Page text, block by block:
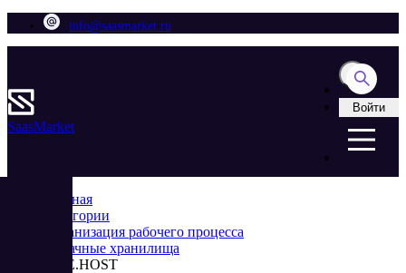
info@saasmarket.ru
SaasMarket
Войти
Главная
Категории
Организация рабочего процесса
Облачные хранилища
LITE.HOST